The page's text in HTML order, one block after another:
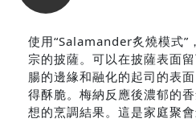
使用“Salamander炙燒模式”
宗的披薩。可以在披薩表面
腸的邊緣和融化的起司的表
得酥脆。梅納反應後濃郁的
想的烹調結果。這是家庭聚